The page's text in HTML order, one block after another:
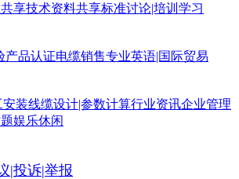
享技术资料共享标准讨论|培训学习
产品认证电缆销售专业英语|国际贸易
安装线缆设计|参数计算行业资讯企业管理
娱乐休闲
|投诉|举报